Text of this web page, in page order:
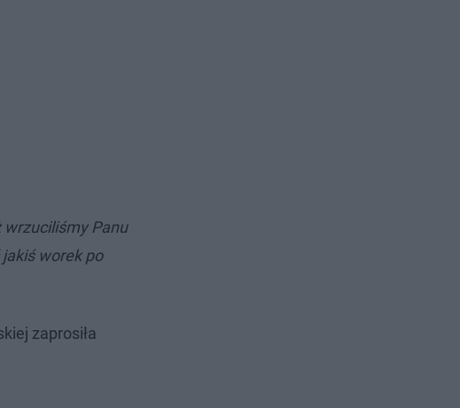
wrzuciliśmy Panu
worek po
zaprosiła